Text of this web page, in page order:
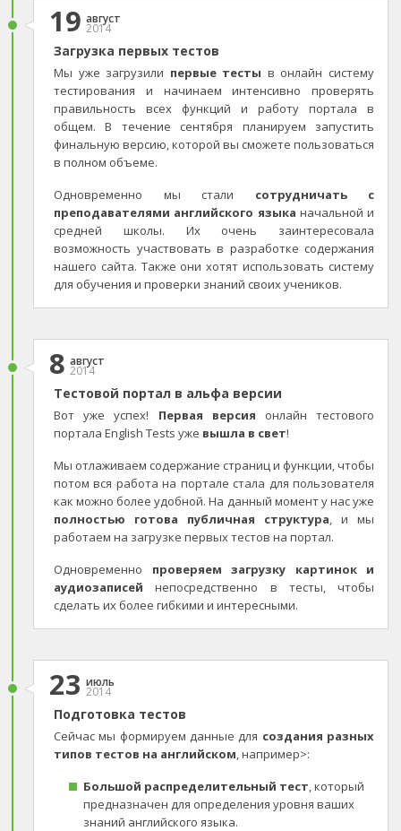
19 август
2014
Загрузка первых тестов
Мы уже загрузили первые тесты в онлайн систему
тестирования и начинаем интенсивно проверять
правильность всех функций и работу портала в
общем. В течение сентября планируем запустить
финальную версию, которой вы сможете пользоваться
в полном объеме.
Одновременно мы стали сотрудничать с
преподавателями английского языка начальной и
средней школы. Их очень заинтересовала
возможность участвовать в разработке содержания
нашего сайта. Также они хотят использовать систему
для обучения и проверки знаний своих учеников.
8 август
2014
Тестовой портал в альфа версии
Вот уже успех! Первая версия онлайн тестового
портала English Tests уже вышла в свет!
Мы отлаживаем содержание страниц и функции, чтобы
потом вся работа на портале стала для пользователя
как можно более удобной. На данный момент у нас уже
полностью готова публичная структура, и мы
работаем на загрузке первых тестов на портал.
Одновременно проверяем загрузку картинок и
аудиозаписей непосредственно в тесты, чтобы
сделать их более гибкими и интересными.
23 июль
2014
Подготовка тестов
Сейчас мы формируем данные для создания разных
типов тестов на английском, например>:
Большой распределительный тест, который
предназначен для определения уровня ваших
знаний английского языка.